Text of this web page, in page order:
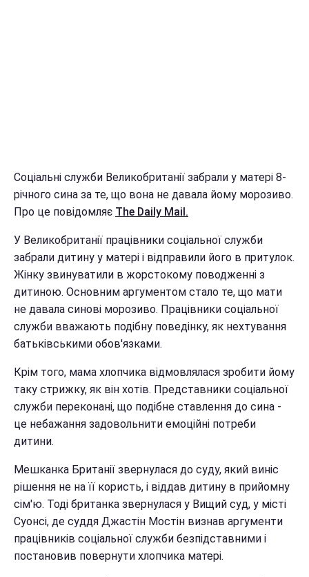
Соціальні служби Великобританії забрали у матері 8-
річного сина за те, що вона не давала йому морозиво.
Про це повідомляє The Daily Mail.
У Великобританії працівники соціальної служби
забрали дитину у матері і відправили його в притулок.
Жінку звинуватили в жорстокому поводженні з
дитиною. Основним аргументом стало те, що мати
не давала синові морозиво. Працівники соціальної
служби вважають подібну поведінку, як нехтування
батьківськими обов'язками.
Крім того, мама хлопчика відмовлялася зробити йому
таку стрижку, як він хотів. Представники соціальної
служби переконані, що подібне ставлення до сина -
це небажання задовольнити емоційні потреби
дитини.
Мешканка Британії звернулася до суду, який виніс
рішення не на її користь, і віддав дитину в прийомну
сім'ю. Тоді британка звернулася у Вищий суд, у місті
Суонсі, де суддя Джастін Мостін визнав аргументи
працівників соціальної служби безпідставними і
постановив повернути хлопчика матері.